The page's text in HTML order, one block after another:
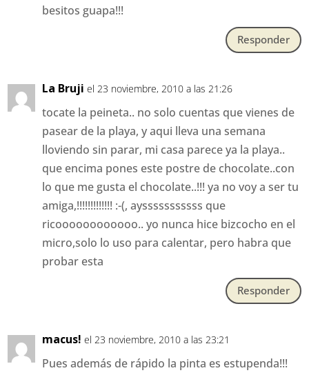
besitos guapa!!!
Responder
La Bruji el 23 noviembre, 2010 a las 21:26
tocate la peineta.. no solo cuentas que vienes de
pasear de la playa, y aqui lleva una semana
lloviendo sin parar, mi casa parece ya la playa..
que encima pones este postre de chocolate..con
lo que me gusta el chocolate..!!! ya no voy a ser tu
amiga,!!!!!!!!!!!!! :-(, aysssssssssss que
ricoooooooooooo.. yo nunca hice bizcocho en el
micro,solo lo uso para calentar, pero habra que
probar esta
Responder
macus! el 23 noviembre, 2010 a las 23:21
Pues además de rápido la pinta es estupenda!!!